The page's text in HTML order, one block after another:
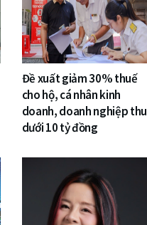
Đề xuất giảm 30% thuế
cho hộ, cá nhân kinh
doanh, doanh nghiệp thu
dưới 10 tỷ đồng